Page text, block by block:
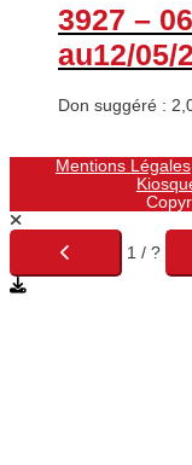
3927 – 06
au12/05/
Don suggéré :
Mentions Légales
1 / ?